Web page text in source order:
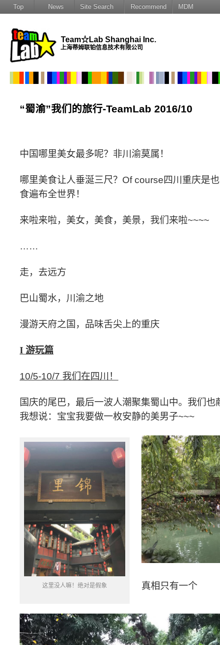
Top News Site Search Recommend MDM
Team☆Lab Shanghai Inc.
上海蒂姆联铂信息技术有限公司
“蜀渝”我们的旅行-TeamLab 2016/10
中国哪里美女最多呢？非川渝莫属！
哪里美食让人垂涎三尺？ Of course四川重庆是
食遍布全世界！
来啦来啦，美女，美食，美景，我们来啦~~~~
……
走，去远方
巴山蜀水，川渝之地
漫游天府之国，品味舌尖上的重庆
I 游玩篇
10/5-10/7 我们在四川！
国庆的尾巴，最后一波人潮聚集蜀山中。我们
我想说：宝宝我要做一枚安静的美男子~~~
这里没人嘛！绝对是假象 真相只有一个